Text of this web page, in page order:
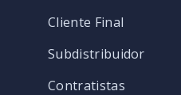
Cliente Final
Subdistribuidor
Contratistas